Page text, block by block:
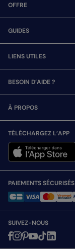
OFFRE
GUIDES
LIENS UTILES
BESOIN D’AIDE ?
À PROPOS
TÉLÉCHARGEZ L’APP
PAIEMENTS SÉCURISÉS
SUIVEZ-NOUS